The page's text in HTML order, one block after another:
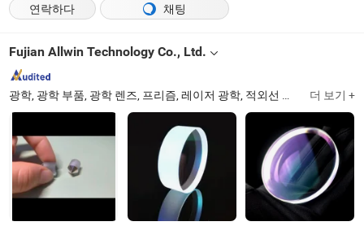
연락하다
채팅
Fujian Allwin Technology Co., Ltd.
광학, 광학 부품, 광학 렌즈, 프리즘, 레이저 광학, 적외선 광학 렌즈, 포토닉스, 이미징 광학, 생물 의학 광학 부품, 내시경 렌즈 더 보기 +